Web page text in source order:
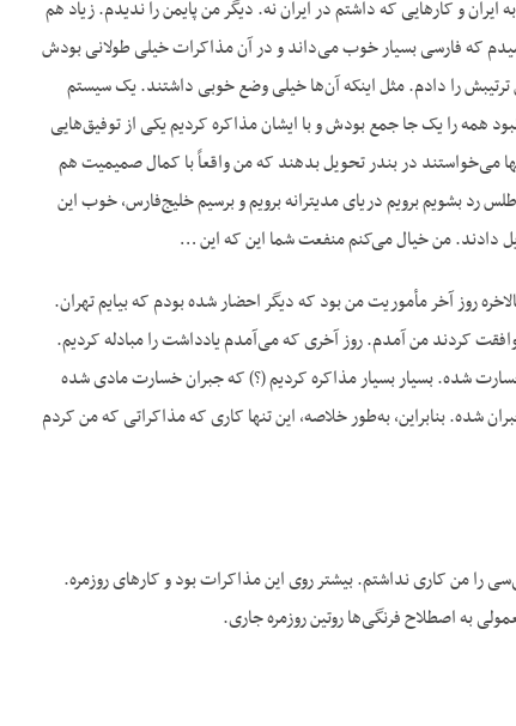
و کارهایی که داشتم در ایران نه. دیگر من پایمن را ندیدم. زیاد هم
که فارسی بسیار خوب می‌داند و در آن مذاکرات خیلی طولانی بودش
را دادم. مثل اینکه آن‌ها خیلی وضع خوبی داشتند. یک سیستم
همه را یک جا جمع بودش و با ایشان مذاکره کردیم یکی از توفیق‌هایی
می‌خواستند در بندر تحویل بدهند که من واقعاً با کمال صمیمیت هم
رد بشویم برویم دریای مدیترانه برویم و برسیم خلیج‌فارس، خوب این
دادند. من خیال می‌کنم منفعت شما این که این …
روز آخر مأموریت من بود که دیگر احضار شده بودم که بیایم تهران.
کردند من آمدم. روز آخری که می‌آمدم یادداشت را مبادله کردیم.
شده. بسیار بسیار مذاکره کردیم (؟) که جبران خسارت مادی شده
شده. بنابراین، به‌طور خلاصه، این تنها کاری که مذاکراتی که من کردم
را من کاری نداشتم. بیشتر روی این مذاکرات بود و کارهای روزمره.
به اصطلاح فرنگی‌ها روتین روزمره جاری.